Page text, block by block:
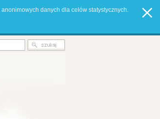
danych dla celów statystycznych.